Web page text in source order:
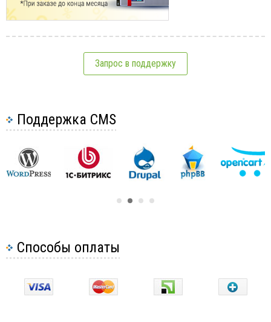
Запрос в поддержку
Поддержка CMS
Способы оплаты